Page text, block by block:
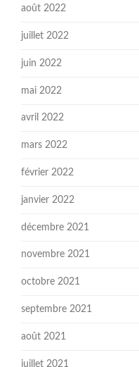
août 2022
juillet 2022
juin 2022
mai 2022
avril 2022
mars 2022
février 2022
janvier 2022
décembre 2021
novembre 2021
octobre 2021
septembre 2021
août 2021
juillet 2021